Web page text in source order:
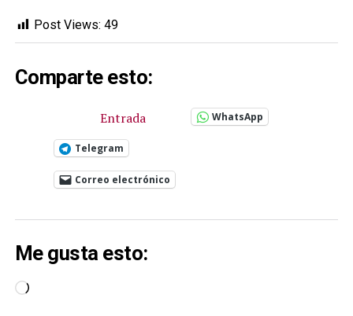
Post Views: 49
Comparte esto:
Entrada WhatsApp
Telegram
Correo electrónico
Me gusta esto:
Cargando...